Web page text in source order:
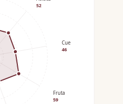
52
Cuerpo
46
Fruta
59